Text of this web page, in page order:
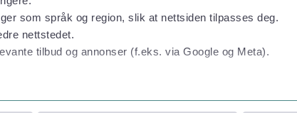
som språk og region, slik at nettsiden tilpasses deg.
nettstedet.
tilbud og annonser (f.eks. via Google og Meta).